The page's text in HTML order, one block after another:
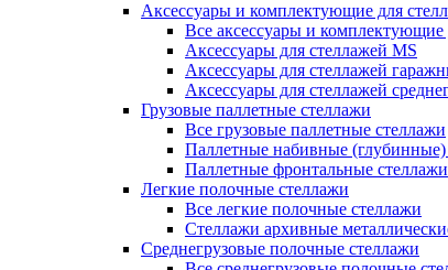
Аксессуары и комплектующие для
Все аксессуары и комплектующие
Аксессуары для стеллажей MS
Аксессуары для стеллажей
Аксессуары для стеллажей
Грузовые паллетные стеллажи
Все грузовые паллетные стеллажи
Паллетные набивные (глубинные)
Паллетные фронтальные стеллажи
Легкие полочные стеллажи
Все легкие полочные стеллажи
Стеллажи архивные
Среднегрузовые полочные стеллажи